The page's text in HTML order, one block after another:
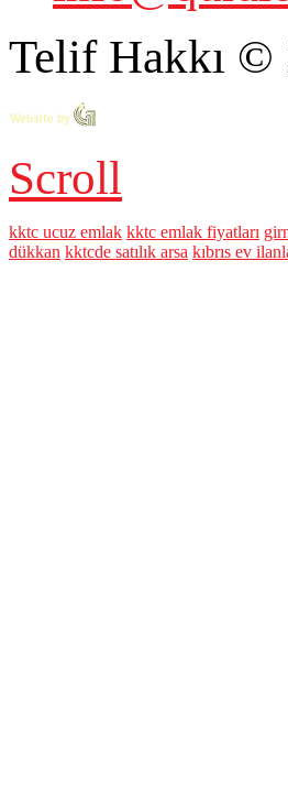
Telif Hakkı ©
Scroll
kktc ucuz emlak kktc emlak fiyatları
dükkan kktcde satılık arsa kıbrıs ev